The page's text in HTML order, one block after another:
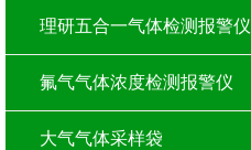
理研五合一气体检测报警仪
氟气气体浓度检测报警仪
大气气体采样袋